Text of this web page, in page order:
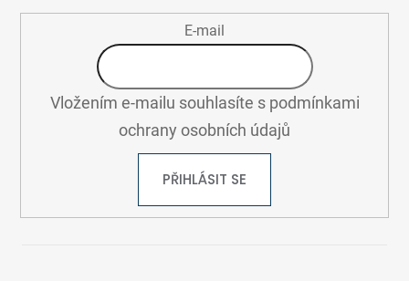
E-mail
Vložením e-mailu souhlasíte s podmínkami
ochrany osobních údajů
PŘIHLÁSIT SE